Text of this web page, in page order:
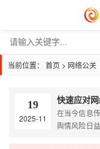
当前位置： 首页 > 网络公关
19
2025-11
快速应对
在当今信息
舆情风险日